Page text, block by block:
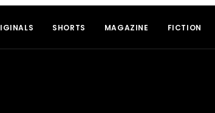
SHORTS MAGAZINE FICTION